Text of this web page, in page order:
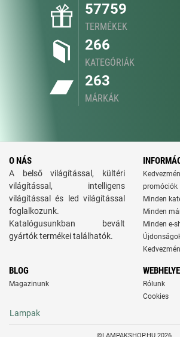
57759
TERMÉKEK
266
KATEGÓRIÁK
263
MÁRKÁK
O NÁS
A belső világítással, kültéri
világítással, intelligens
világítással és led világítással
foglalkozunk.
Katalógusunkban bevált
gyártók termékei találhatók.
promóciók
Minden
Minden
Minden e-
BLOG
Magazinunk
Rólunk
Cookies
Lampak